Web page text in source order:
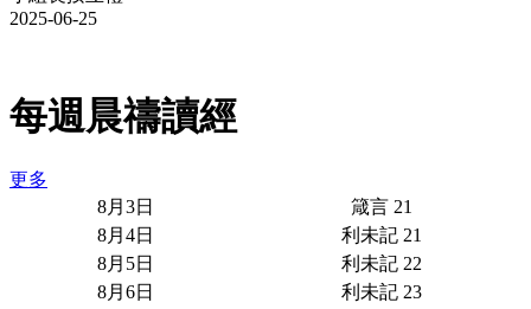
2025-06-25
每週晨禱讀經
更多
8月3日
箴言 21
8月4日
利未記 21
8月5日
利未記 22
8月6日
利未記 23